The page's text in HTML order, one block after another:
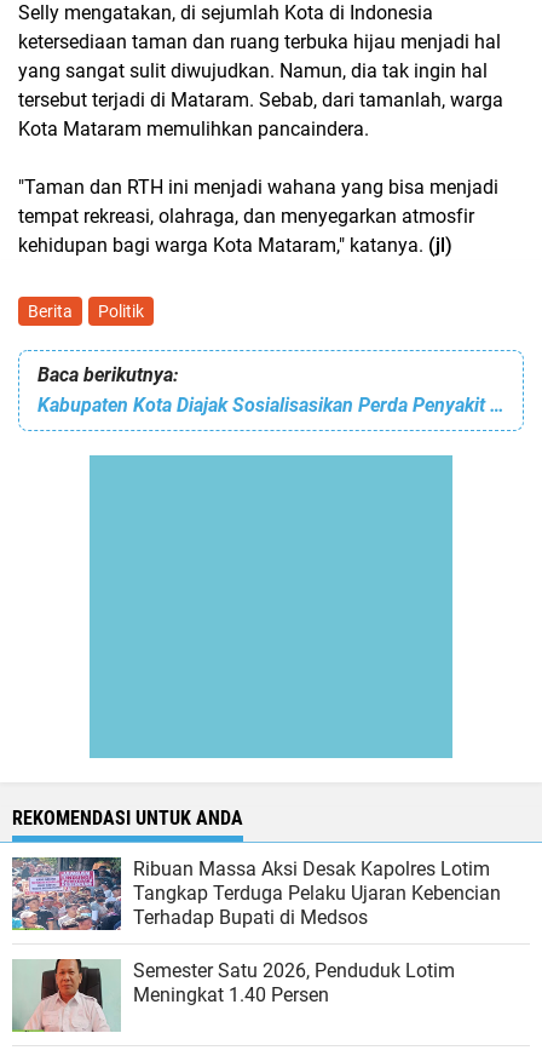
Selly mengatakan, di sejumlah Kota di Indonesia
ketersediaan taman dan ruang terbuka hijau menjadi hal
yang sangat sulit diwujudkan. Namun, dia tak ingin hal
tersebut terjadi di Mataram. Sebab, dari tamanlah, warga
Kota Mataram memulihkan pancaindera.
"Taman dan RTH ini menjadi wahana yang bisa menjadi
tempat rekreasi, olahraga, dan menyegarkan atmosfir
kehidupan bagi warga Kota Mataram," katanya. (jl)
Berita Politik
Baca berikutnya:
Kabupaten Kota Diajak Sosialisasikan Perda Penyakit Menular
REKOMENDASI UNTUK ANDA
Ribuan Massa Aksi Desak Kapolres Lotim
Tangkap Terduga Pelaku Ujaran Kebencian
Terhadap Bupati di Medsos
Semester Satu 2026, Penduduk Lotim
Meningkat 1.40 Persen